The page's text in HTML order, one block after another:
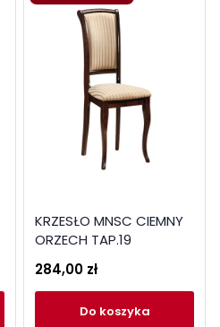
KRZESŁO MNSC CIEMNY
ORZECH TAP.19
284,00 zł
do koszyka